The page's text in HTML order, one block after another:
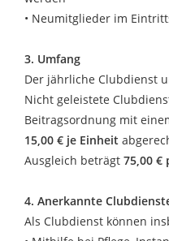
• Neumitglieder im
3. Umfang
Der jährliche Clubdienst
Nicht geleistete
Beitragsordnung mit
15,00 € je Einheit
Ausgleich beträgt 75,00 €
4. Anerkannte
Als Clubdienst können